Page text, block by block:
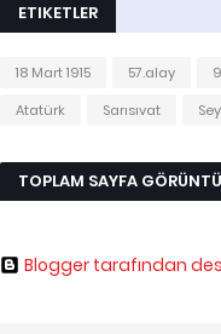
ETIKETLER
18 Mart 1915 57.alay
Atatürk
Sarısıvat
TOPLAM SAYFA
Blogger tarafından